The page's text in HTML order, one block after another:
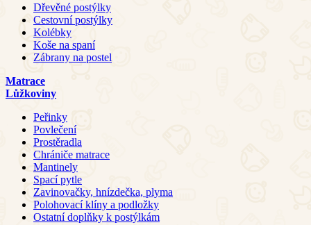
Dřevěné postýlky
Cestovní postýlky
Kolébky
Koše na spaní
Zábrany na postel
Matrace
Lůžkoviny
Peřinky
Povlečení
Prostěradla
Chrániče matrace
Mantinely
Spací pytle
Zavinovačky, hnízdečka, plyma
Polohovací klíny a podložky
Ostatní doplňky k postýlkám